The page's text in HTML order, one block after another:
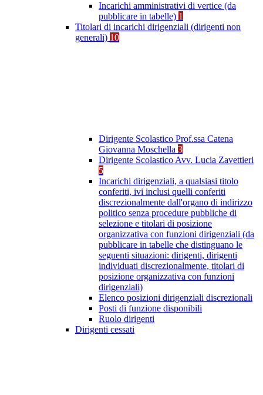
Incarichi amministrativi di vertice (da
pubblicare in tabelle) 1
Titolari di incarichi dirigenziali (dirigenti non
generali) 10
Dirigente Scolastico Prof.ssa Catena
Giovanna Moschella 3
Dirigente Scolastico Avv. Lucia Zavettieri
5
Incarichi dirigenziali, a qualsiasi titolo
conferiti, ivi inclusi quelli conferiti
discrezionalmente dall'organo di indirizzo
politico senza procedure pubbliche di
selezione e titolari di posizione
organizzativa con funzioni dirigenziali (da
pubblicare in tabelle che distinguano le
seguenti situazioni: dirigenti, dirigenti
individuati discrezionalmente, titolari di
posizione organizzativa con funzioni
dirigenziali)
Elenco posizioni dirigenziali discrezionali
Posti di funzione disponibili
Ruolo dirigenti
Dirigenti cessati